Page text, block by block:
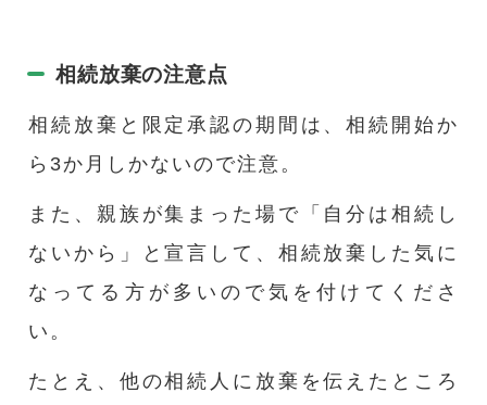
相続放棄の注意点
相続放棄と限定承認の期間は、相続開始か
ら3か月しかないので注意。
また、親族が集まった場で「自分は相続し
ないから」と宣言して、相続放棄した気に
なってる方が多いので気を付けてくださ
い。
たとえ、他の相続人に放棄を伝えたところ